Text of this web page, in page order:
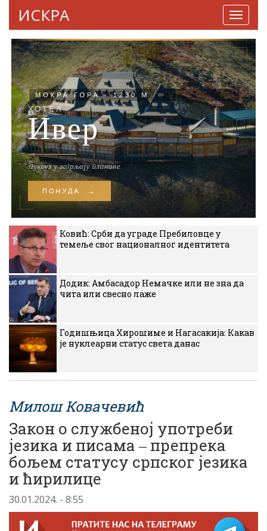
ИСКРА
Ковић: Срби да уграде Пребиловце у
темеље свог националног идентитета
Додик: Амбасадор Немачке или не зна да
чита или свесно лаже
Годишњица Хирошиме и Нагасакија: Какав
је нуклеарни статус света данас
Милош Ковачевић
Закон о службеној употреби
језика и писама ‒ препрека
бољем статусу српског језика
и ћирилице
30.01.2024. - 8:55